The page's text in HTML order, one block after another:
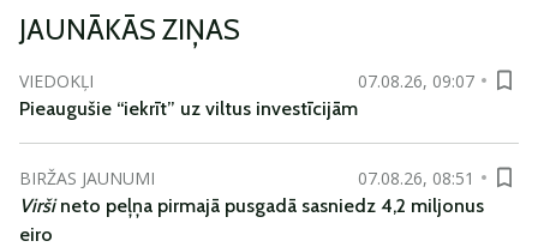
JAUNĀKĀS ZIŅAS
VIEDOKĻI
07.08.26, 09:07
Pieaugušie “iekrīt” uz viltus investīcijām
BIRŽAS JAUNUMI
07.08.26, 08:51
Viršineto peļņa pirmajā pusgadā sasniedz 4,2 miljonus
eiro